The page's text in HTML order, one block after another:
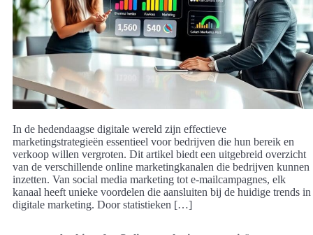
In de hedendaagse digitale wereld zijn effectieve
marketingstrategieën essentieel voor bedrijven die hun bereik en
verkoop willen vergroten. Dit artikel biedt een uitgebreid overzicht
van de verschillende online marketingkanalen die bedrijven kunnen
inzetten. Van social media marketing tot e-mailcampagnes, elk
kanaal heeft unieke voordelen die aansluiten bij de huidige trends in
digitale marketing. Door statistieken […]